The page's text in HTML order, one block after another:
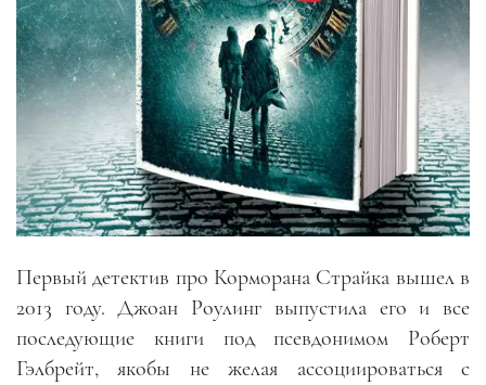
Первый детектив про Корморана Страйка вышел в
2013 году. Джоан Роулинг выпустила его и все
последующие книги под псевдонимом Роберт
Гэлбрейт, якобы не желая ассоциироваться с